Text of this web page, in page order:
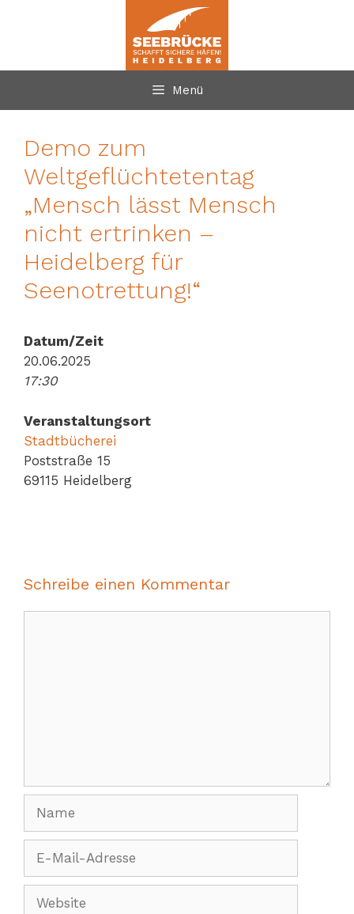
Menü
Demo zum
Weltgeflüchtetentag
„Mensch lässt Mensch
nicht ertrinken –
Heidelberg für
Seenotrettung!“
Datum/Zeit
20.06.2025
17:30
Veranstaltungsort
Stadtbücherei
Poststraße 15
69115 Heidelberg
Schreibe einen Kommentar
Mail-
Adresse